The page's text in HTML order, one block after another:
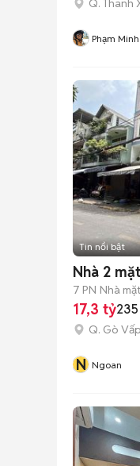
Phạm Minh
Tin nổi bật
Nhà 2
7 PN Nhà
17,3 tỷ
Q. Gò Vấp
N Ngoan